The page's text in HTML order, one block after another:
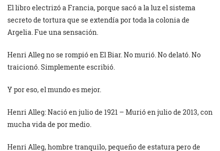
El libro electrizó a Francia, porque sacó a la luz el sistema
secreto de tortura que se extendía por toda la colonia de
Argelia. Fue una sensación.
Henri Alleg no se rompió en El Biar. No murió. No delató. No
traicionó. Simplemente escribió.
Y por eso, el mundo es mejor.
Henri Alleg: Nació en julio de 1921 – Murió en julio de 2013, con
mucha vida de por medio.
Henri Alleg, hombre tranquilo, pequeño de estatura pero de